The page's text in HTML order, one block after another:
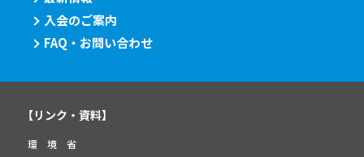
入会のご案内
FAQ・お問い合わせ
【リンク・資料】
環 境 省